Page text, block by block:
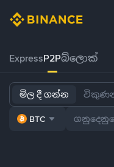
ExpressP2Pබ්ලොක්
මිල දී ගන්න
BTC